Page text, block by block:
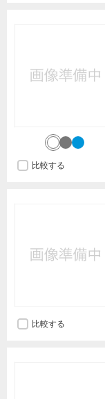
比較する
比較する